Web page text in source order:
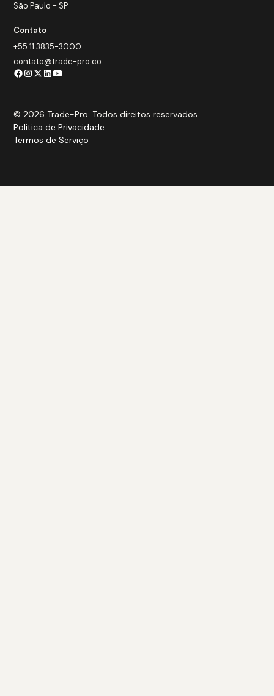
São Paulo - SP
Contato
+55 11 3835-3000
contato@trade-pro.co
© 2026 Trade-Pro. Todos direitos reservados
Politica de Privacidade
Termos de Serviço